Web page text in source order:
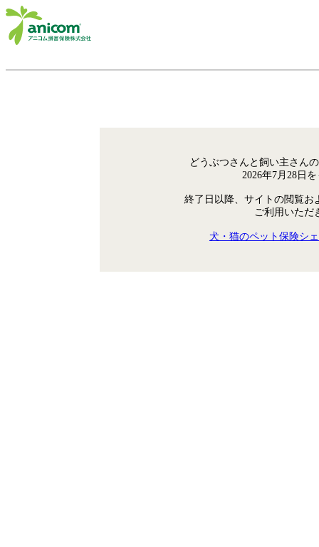
どうぶつさんと飼い主さん
2026年7月28日
終了日以降、サイトの閲覧お
ご利用いただ
犬・猫のペット保険シ